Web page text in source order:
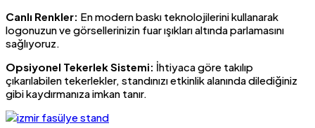
Canlı Renkler: En modern baskı teknolojilerini kullanarak
logonuzun ve görsellerinizin fuar ışıkları altında parlamasını
sağlıyoruz.
Opsiyonel Tekerlek Sistemi: İhtiyaca göre takılıp
çıkarılabilen tekerlekler, standınızı etkinlik alanında dilediğiniz
gibi kaydırmanıza imkan tanır.